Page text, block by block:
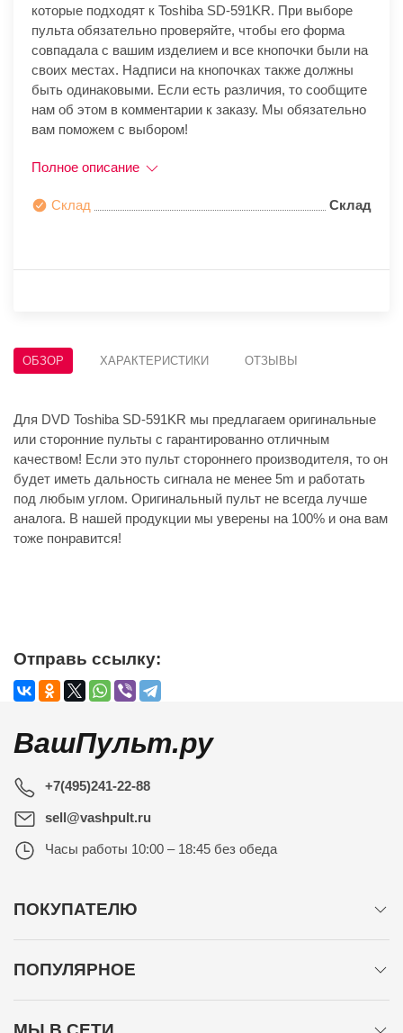
которые подходят к Toshiba SD-591KR. При выборе
пульта обязательно проверяйте, чтобы его форма
совпадала с вашим изделием и все кнопочки были на
своих местах. Надписи на кнопочках также должны
быть одинаковыми. Если есть различия, то сообщите
нам об этом в комментарии к заказу. Мы обязательно
вам поможем с выбором!
Полное описание
Склад Склад
ОБЗОР ХАРАКТЕРИСТИКИ ОТЗЫВЫ
Для DVD Toshiba SD-591KR мы предлагаем оригинальные
или сторонние пульты с гарантированно отличным
качеством! Если это пульт стороннего производителя, то он
будет иметь дальность сигнала не менее 5m и работать
под любым углом. Оригинальный пульт не всегда лучше
аналога. В нашей продукции мы уверены на 100% и она вам
тоже понравится!
Отправь ссылку:
ВашПульт.ру
+7(495)241-22-88
sell@vashpult.ru
Часы работы 10:00 – 18:45 без обеда
ПОКУПАТЕЛЮ
ПОПУЛЯРНОЕ